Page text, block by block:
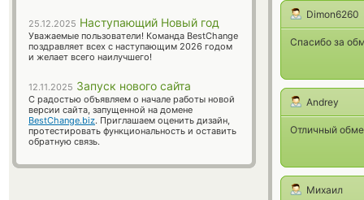
Dimon6260
Спасибо за
Andrey
Отличный
Михаил
25.12.2025 Наступающий Новый год
Уважаемые пользователи! Команда BestChange
поздравляет всех с наступающим 2026 годом
и желает всего наилучшего!
12.11.2025 Запуск нового сайта
С радостью объявляем о начале работы новой
версии сайта, запущенной на домене
BestChange.biz. Приглашаем оценить дизайн,
протестировать функциональность и оставить
обратную связь.